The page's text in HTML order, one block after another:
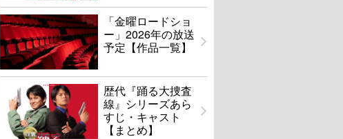
「金曜ロードショ
ー」2026年の放送
予定【作品一覧】
歴代『踊る大捜査
線』シリーズあら
すじ・キャスト
【まとめ】